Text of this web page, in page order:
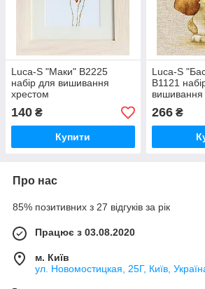
Luca-S "Маки" B2225
набір для вишивання
хрестом
140 ₴
Купити
Luca-S
B1121
вишивання
266₴
Про нас
85% позитивних з 27 відгуків за рік
Працює з 03.08.2020
м. Київ
ул. Новомостицкая, 25Г, Київ,